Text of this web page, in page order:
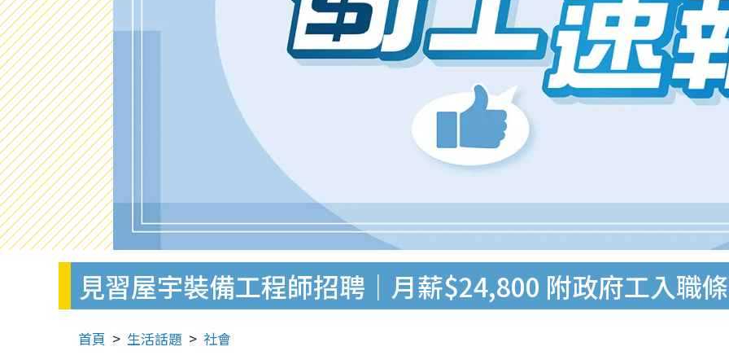
見習屋宇裝備工程師招聘｜月薪$24,800 附政府工入職
首頁 生活話題 社會